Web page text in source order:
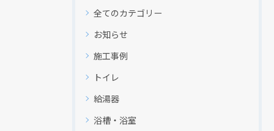
全てのカテゴリー
お知らせ
施工事例
トイレ
給湯器
浴槽・浴室